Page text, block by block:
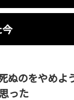
ぬのをやめよ
った